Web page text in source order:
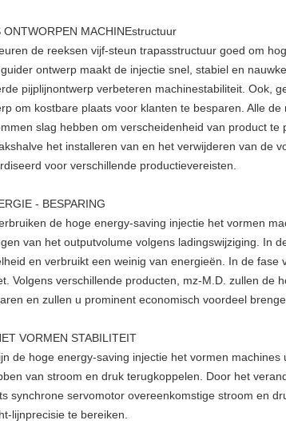
ONTWORPEN MACHINEstructuur
de reeksen vijf-steun trapasstructuur goed om
ontwerp maakt de injectie snel, stabiel en
pijplijnontwerp verbeteren machinestabiliteit. Ook,
om kostbare plaats voor klanten te besparen. Alle
slag hebben om verscheidenheid van product
het installeren van en het verwijderen van de
voor verschillende productievereisten.
- BESPARING
de hoge energy-saving injectie het vormen
van het outputvolume volgens ladingswijziging. In
en verbruikt een weinig van energieën. In de
Volgens verschillende producten, mz-M.D. zullen de
en zullen u prominent economisch voordeel
VORMEN STABILITEIT
de hoge energy-saving injectie het vormen
van stroom en druk terugkoppelen. Door het
synchrone servomotor overeenkomstige stroom en
lijnprecisie te bereiken.